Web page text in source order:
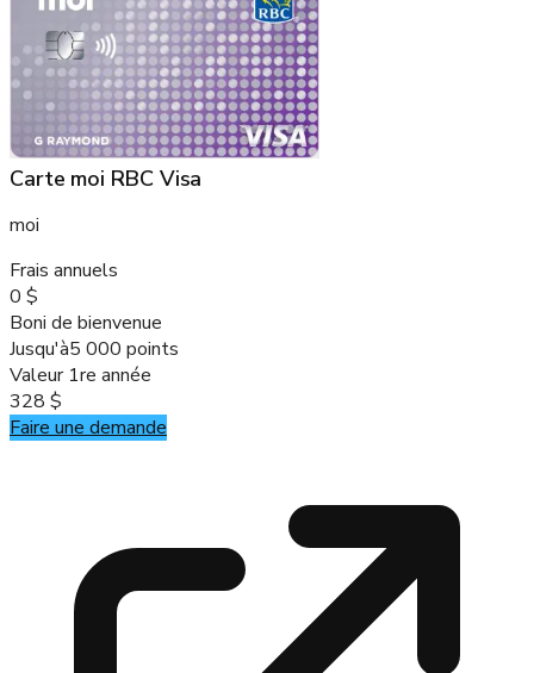
Carte moi RBC Visa
moi
Frais annuels
0 $
Boni de bienvenue
Jusqu'à5 000 points
Valeur 1re année
328 $
Faire une demande